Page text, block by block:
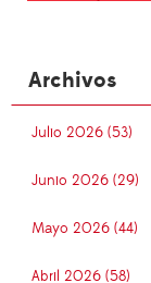
Archivos
Julio 2026 (53)
Junio 2026 (29)
Mayo 2026 (44)
Abril 2026 (58)